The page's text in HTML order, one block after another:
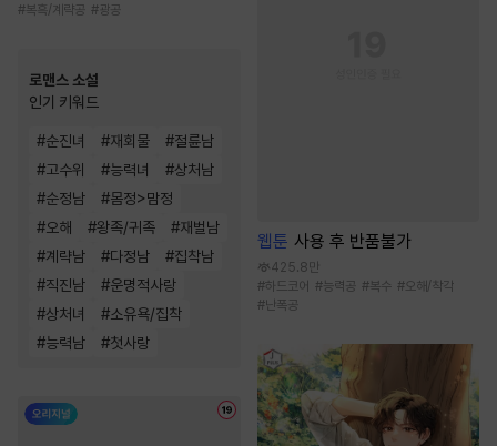
#복흑/계략공 #광공
로맨스 소설
인기 키워드
#순진녀 #재회물 #절륜남
#고수위 #능력녀 #상처남
#순정남 #몸정>맘정
#오해 #왕족/귀족 #재벌남
#계략남 #다정남 #집착남
#직진남 #운명적사랑
#상처녀 #소유욕/집착
#능력남 #첫사랑
웹툰 사용 후 반품불가
425.8만
#하드코어 #능력공 #복수 #오해/착각
#난폭공